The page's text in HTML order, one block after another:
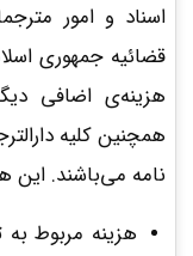
اسناد و امور
قضائیه جمهوری
هزینه‌ی اضافی
همچنین کلیه
نامه می‌باشند.
هزینه مربوط به